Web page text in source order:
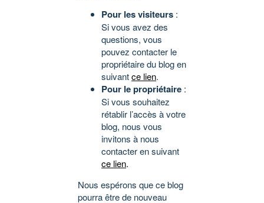
Pour les visiteurs :
Si vous avez des
questions, vous
pouvez contacter le
propriétaire du blog en
suivantce lien.
Pour le propriétaire :
Si vous souhaitez
rétablir l’accès à votre
blog, nous vous
invitons à nous
contacter en suivant
ce lien.
Nous espérons que ce blog
pourra être de nouveau